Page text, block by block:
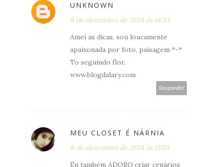
UNKNOWN
8 de dezembro de 2014 às 14:33
Amei as dicas, sou loucamente
apaixonada por foto, paisagem *-*
To seguindo flor.
www.blogdalary.com
Responder
MEU CLOSET É NÁRNIA
8 de dezembro de 2014 às 15:01
Eu também ADORO criar cenários